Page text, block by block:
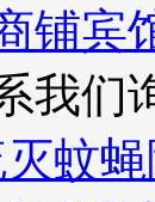
铺宾
我们